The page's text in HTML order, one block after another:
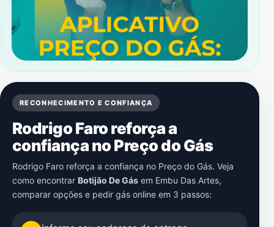
RECONHECIMENTO E CONFIANÇA
Rodrigo Faro reforça a
confiança no Preço do Gás
Rodrigo Faro reforça a confiança no Preço do Gás. Veja
como encontrar Botijão De Gás em Embu Das Artes,
comparar opções e pedir gás online em 3 passos: